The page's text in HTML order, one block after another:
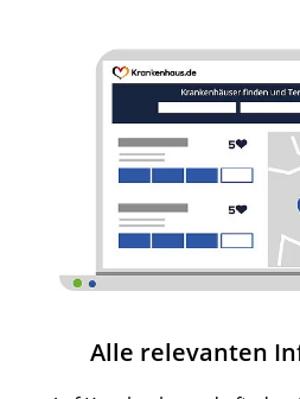
Alle relevanten